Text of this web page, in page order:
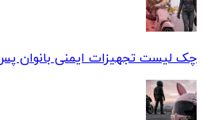
چک لیست تجهیزات ایمنی بانوان